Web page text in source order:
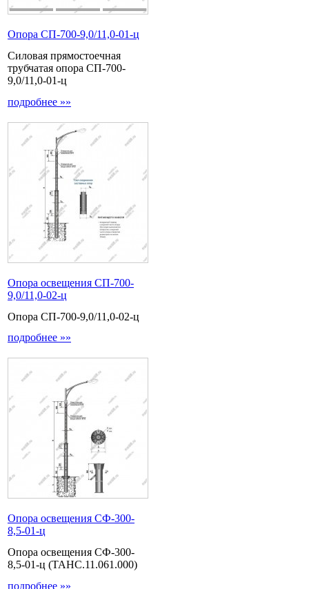
Опора СП-700-9,0/11,0-01-ц
Силовая прямостоечная
трубчатая опора СП-700-
9,0/11,0-01-ц
подробнее »»
Опора освещения СП-700-
9,0/11,0-02-ц
Опора СП-700-9,0/11,0-02-ц
подробнее »»
Опора освещения СФ-300-
8,5-01-ц
Опора освещения СФ-300-
8,5-01-ц (ТАНС.11.061.000)
подробнее »»